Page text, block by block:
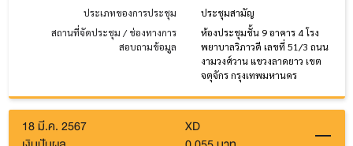
ประเภทของการประชุม
ประชุมสามัญ
สถานที่จัดประชุม / ช่องทางการ
สอบถามข้อมูล
ห้องประชุมชั้น 9 อาคาร 4 โรง
พยาบาลวิภาวดี เลขที่ 51/3 ถนน
งามวงศ์วาน แขวงลาดยาว เขต
จตุจักร กรุงเทพมหานคร
18 มี.ค. 2567
XD